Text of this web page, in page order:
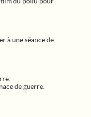
à une séance de
de guerre.